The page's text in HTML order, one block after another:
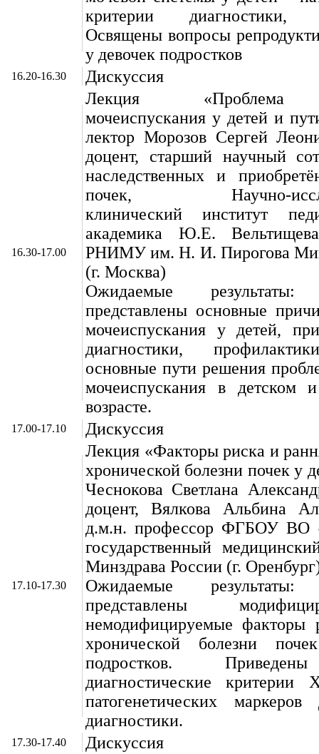
критерии диагностики,
Освящены вопросы
у девочек подростков
16.20-16.30 Дискуссия
16.30-17.00
Лекция «Проблема
мочеиспускания у детей и
лектор Морозов Сергей
доцент, старший научный
наследственных и
почек, Научно-
клинический институт
академика Ю.Е.
РНИМУ им. Н. И. Пирогова
(г. Москва)
Ожидаемые
представлены основные
мочеиспускания у детей,
диагностики,
основные пути решения
мочеиспускания в детском
возрасте.
17.00-17.10 Дискуссия
17.10-17.30
Лекция «Факторы риска и
хронической болезни почек у
Чеснокова Светлана
доцент, Вялкова Альбина
д.м.н. профессор ФГБОУ ВО
государственный
Минздрава России (г.
Ожидаемые
представлены
немодифицируемые факторы
хронической болезни
подростков.
диагностические
патогенетических маркеров
диагностики.
17.30-17.40 Дискуссия